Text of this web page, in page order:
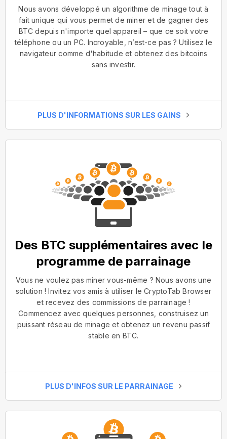
Nous avons développé un algorithme de minage tout à
fait unique qui vous permet de miner et de gagner des
BTC depuis n'importe quel appareil – que ce soit votre
téléphone ou un PC. Incroyable, n’est-ce pas ? Utilisez le
navigateur comme d'habitude et obtenez des bitcoins
sans investir.
PLUS D'INFORMATIONS SUR LES GAINS
Des BTC supplémentaires avec le
programme de parrainage
Vous ne voulez pas miner vous-même ? Nous avons une
solution ! Invitez vos amis à utiliser le CryptoTab Browser
et recevez des commissions de parrainage !
Commencez avec quelques personnes, construisez un
puissant réseau de minage et obtenez un revenu passif
stable en BTC.
PLUS D'INFOS SUR LE PARRAINAGE